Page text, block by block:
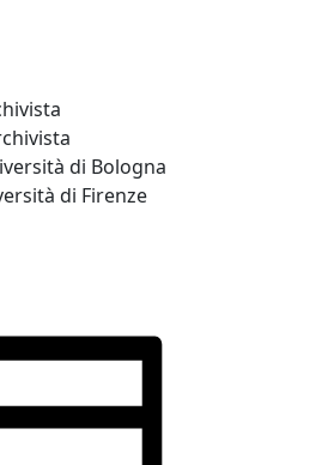
di Bologna
di Firenze